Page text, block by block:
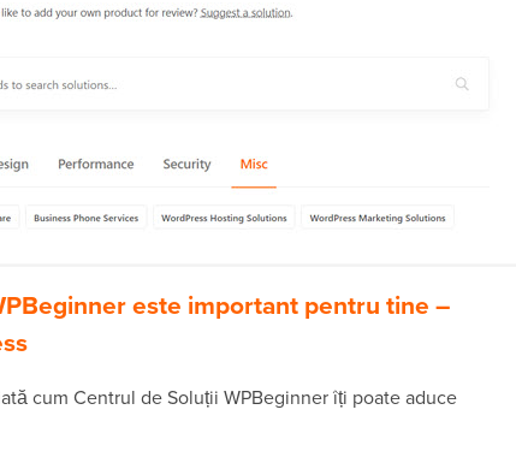
este important pentru tine –
cum Centrul de Soluții WPBeginner îți poate aduce